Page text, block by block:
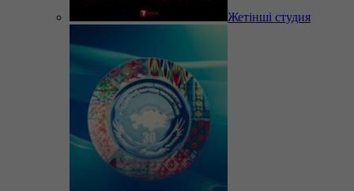
Жетінші студия